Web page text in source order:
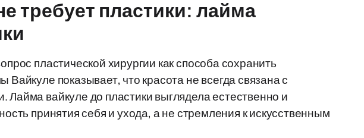
требует пластики: лайма
пластической хирургии как способа сохранить
показывает, что красота не всегда связана с
вайкуле до пластики выглядела естественно и
принятия себя и ухода, а не стремления к искусственным